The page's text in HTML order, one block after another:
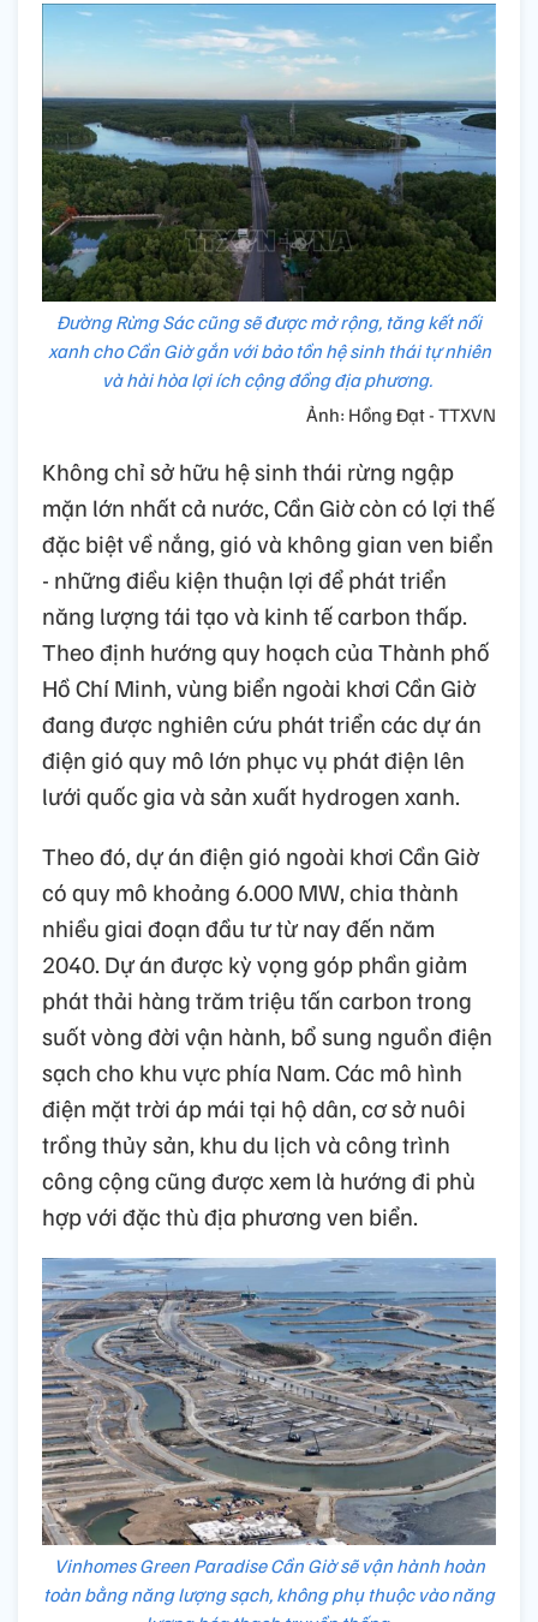
Đường Rừng Sác cũng sẽ được mở rộng, tăng kết nối
xanh cho Cần Giờ gắn với bảo tồn hệ sinh thái tự nhiên
và hài hòa lợi ích cộng đồng địa phương.
Ảnh: Hồng Đạt - TTXVN
Không chỉ sở hữu hệ sinh thái rừng ngập
mặn lớn nhất cả nước, Cần Giờ còn có lợi thế
đặc biệt về nắng, gió và không gian ven biển
- những điều kiện thuận lợi để phát triển
năng lượng tái tạo và kinh tế carbon thấp.
Theo định hướng quy hoạch của Thành phố
Hồ Chí Minh, vùng biển ngoài khơi Cần Giờ
đang được nghiên cứu phát triển các dự án
điện gió quy mô lớn phục vụ phát điện lên
lưới quốc gia và sản xuất hydrogen xanh.
Theo đó, dự án điện gió ngoài khơi Cần Giờ
có quy mô khoảng 6.000 MW, chia thành
nhiều giai đoạn đầu tư từ nay đến năm
2040. Dự án được kỳ vọng góp phần giảm
phát thải hàng trăm triệu tấn carbon trong
suốt vòng đời vận hành, bổ sung nguồn điện
sạch cho khu vực phía Nam. Các mô hình
điện mặt trời áp mái tại hộ dân, cơ sở nuôi
trồng thủy sản, khu du lịch và công trình
công cộng cũng được xem là hướng đi phù
hợp với đặc thù địa phương ven biển.
Vinhomes Green Paradise Cần Giờ sẽ vận hành hoàn
toàn bằng năng lượng sạch, không phụ thuộc vào năng